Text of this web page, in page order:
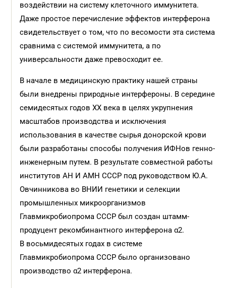
воздействии на систему клеточного иммунитета.
Даже простое перечисление эффектов интерферона
свидетельствует о том, что по весомости эта система
сравнима с системой иммунитета, а по
универсальности даже превосходит ее.
В начале в медицинскую практику нашей страны
были внедрены природные интерфероны. В середине
семидесятых годов XX века в целях укрупнения
масштабов производства и исключения
использования в качестве сырья донорской крови
были разработаны способы получения ИФНов генно-
инженерным путем. В результате совместной работы
институтов АН И АМН СССР под руководством Ю.А.
Овчинникова во ВНИИ генетики и селекции
промышленных микроорганизмов
Главмикробиопрома СССР был создан штамм-
продуцент рекомбинантного интерферона α2.
В восьмидесятых годах в системе
Главмикробиопрома СССР было организовано
производство α2 интерферона.